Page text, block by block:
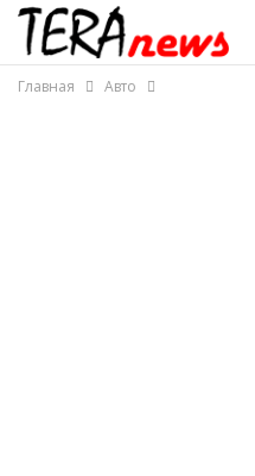
Главная Авто